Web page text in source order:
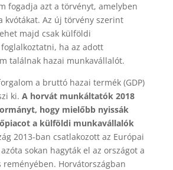
fogadja azt a törvényt, amelyben
kvótákat. Az új törvény szerint
majd csak külföldi
ha az adott
találnak hazai munkavállalót.
a bruttó hazai termék (GDP)
ki. A horvát munkáltatók 2018
hogy mielőbb nyissák
a külföldi munkavállalók
2013-ban csatlakozott az Európai
sokan hagyták el az országot a
Horvátországban